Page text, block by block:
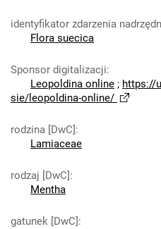
identyfikator zdarzenia
Flora suecica
Sponsor digitalizacji:
Leopoldina online ; https://
sie/leopoldina-online/
rodzina [DwC]:
Lamiaceae
rodzaj [DwC]:
Mentha
gatunek [DwC]: